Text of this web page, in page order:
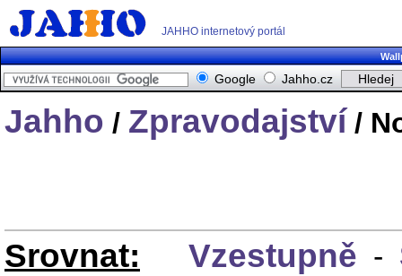
JAHHO internetový portál
Google Jahho.cz
Jahho / Zpravodajství /
Srovnat: Vzestupně -